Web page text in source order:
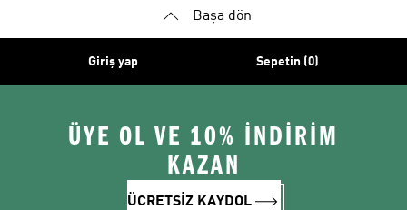
Başa dön
Giriş yap Sepetin (0)
ÜYE OL VE 10% İNDİRİM
KAZAN
ÜCRETSİZ KAYDOL